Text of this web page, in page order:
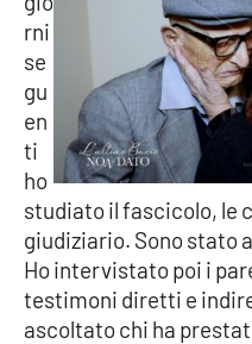
Reggio Calabria
Cosenza
Lamezia Terme
PROGETTI
SPECIALI
Buona Sanità Calabria
rni
se
gu
en
ti
ho
studiato il fascicolo, le
giudiziario. Sono stato
Ho intervistato poi i
testimoni diretti e
ascoltato chi ha